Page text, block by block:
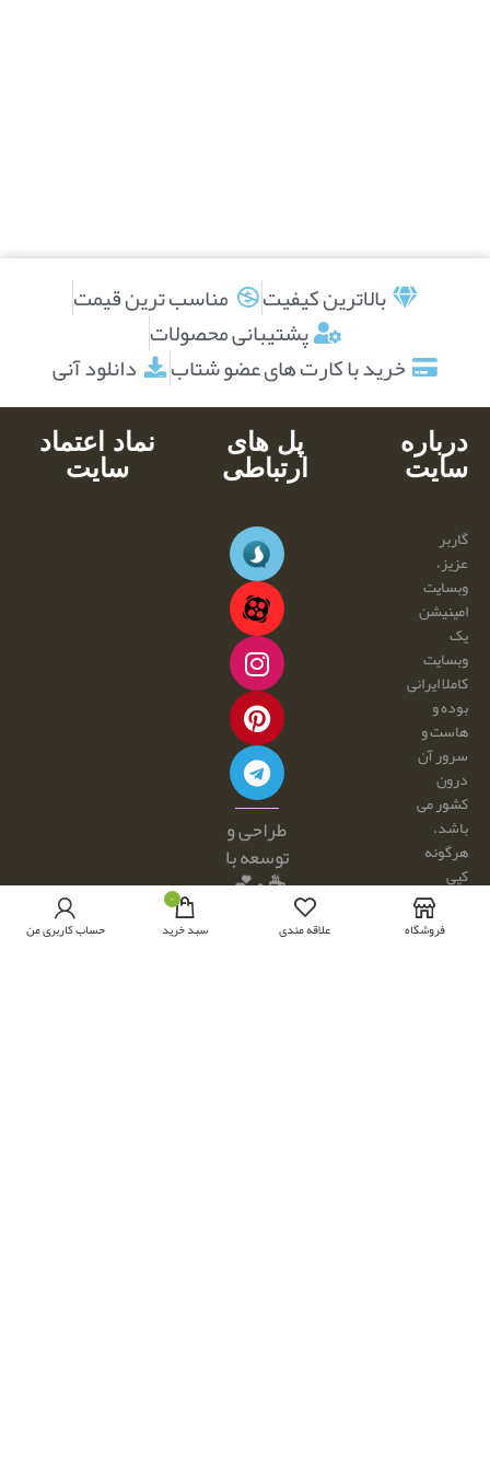
بالاترین کیفیت
مناسب ترین قیمت
پشتیبانی محصولات
خرید با کارت های عضو شتاب
دانلود آنی
درباره
سایت
پل های
ارتباطی
نماد اعتماد
سایت
گاربر
عزیز،
وبسایت
امینیشن
یک
وبسایت
کاملا ایرانی
بوده و
هاست و
سرور آن
درون
کشور می
باشد.
هرگونه
کپی
برداری و
فروش
طراحی و
توسعه با
☕ و 💕
امینیشن فروشگاه علاقه مندی
۰
سبد خرید حساب کاربری من